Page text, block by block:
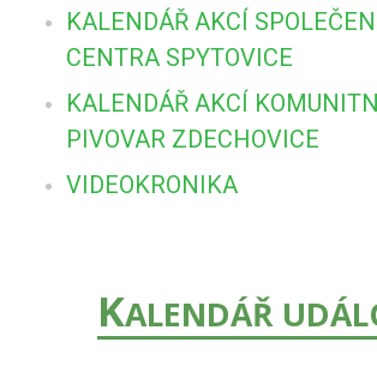
KALENDÁŘ AKCÍ
CENTRA SPYTOVICE
KALENDÁŘ AKCÍ
PIVOVAR ZDECHOVICE
VIDEOKRONIKA
KALENDÁŘ